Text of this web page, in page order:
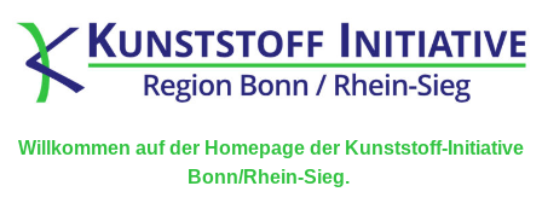
Willkommen auf der Homepage der Kunststoff-Initiative
Bonn/Rhein-Sieg.